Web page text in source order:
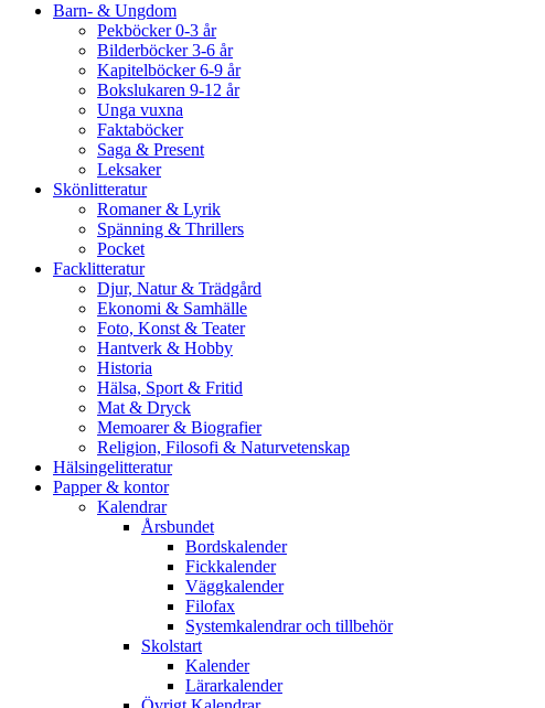
Barn- & Ungdom
Pekböcker 0-3 år
Bilderböcker 3-6 år
Kapitelböcker 6-9 år
Bokslukaren 9-12 år
Unga vuxna
Faktaböcker
Saga & Present
Leksaker
Skönlitteratur
Romaner & Lyrik
Spänning & Thrillers
Pocket
Facklitteratur
Djur, Natur & Trädgård
Ekonomi & Samhälle
Foto, Konst & Teater
Hantverk & Hobby
Historia
Hälsa, Sport & Fritid
Mat & Dryck
Memoarer & Biografier
Religion, Filosofi & Naturvetenskap
Hälsingelitteratur
Papper & kontor
Kalendrar
Årsbundet
Bordskalender
Fickkalender
Väggkalender
Filofax
Systemkalendrar och tillbehör
Skolstart
Kalender
Lärarkalender